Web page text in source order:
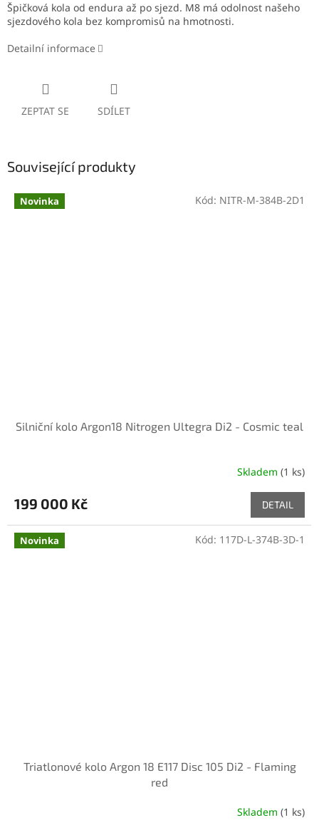
Špičková kola od endura až po sjezd. M8 má odolnost našeho
sjezdového kola bez kompromisů na hmotnosti.
Detailní informace
ZEPTAT SE SDÍLET
Související produkty
Novinka
Silniční kolo Argon18 Nitrogen Ultegra Di2 - Cosmic teal
Skladem (1 ks)
199 000 Kč DETAIL
Kód: NITR-M-384B-2D1
Novinka
Triatlonové kolo Argon 18 E117 Disc 105 Di2 - Flaming
red
Skladem (1 ks)
Kód: 117D-L-374B-3D-1